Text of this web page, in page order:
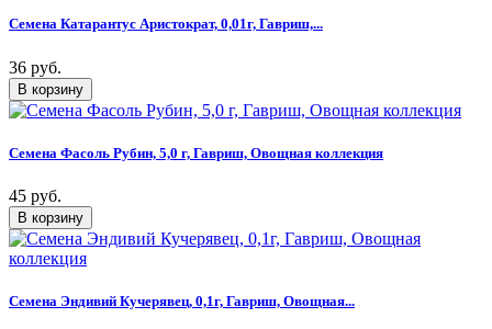
Семена Катарантус Аристократ, 0,01г, Гавриш,...
36 руб.
Семена Фасоль Рубин, 5,0 г, Гавриш, Овощная коллекция
45 руб.
Семена Эндивий Кучерявец, 0,1г, Гавриш, Овощная...